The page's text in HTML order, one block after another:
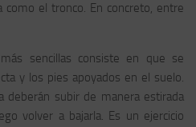
como el tronco. En concreto, entre
sencillas consiste en que se
y los pies apoyados en el suelo.
deberán subir de manera estirada
volver a bajarla. Es un ejercicio